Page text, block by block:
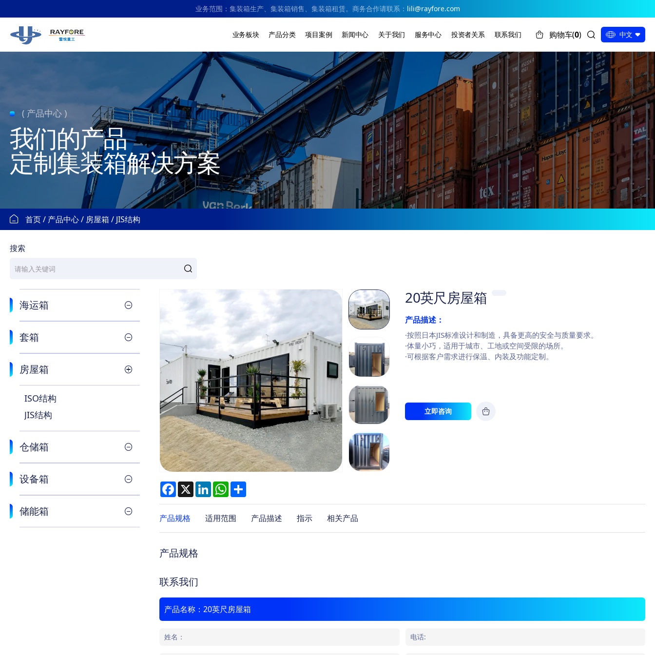
20
英
尺
屋
箱
业务范围：集装箱生产、集装箱销售、集装箱租赁。商务合作请联系： lili@rayfore.com
业务板块 产品分类 项目案例 新闻中心 关于我们 服务中心 投资者关系 联系我们 购物车(0) 中文
( 产品中心 )
我们的产品
定制集装箱解决方案
首页 产品中心 房屋箱 JIS结构
搜索
海运箱
套箱
房屋箱
ISO结构
JIS结构
仓储箱
设备箱
储能箱
20英尺房屋箱
产品描述：
·按照日本JIS标准设计和制造，具备更高的安全与质量要求。
·体量小巧，适用于城市、工地或空间受限的场所。
·可根据客户需求进行保温、内装及功能定制。
立即咨询
产品规格 适用范围 产品描述 指示 相关产品
Facebook
X LinkedInWhatsApp
产品规格
联系我们